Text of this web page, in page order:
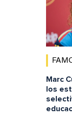
Marc
los